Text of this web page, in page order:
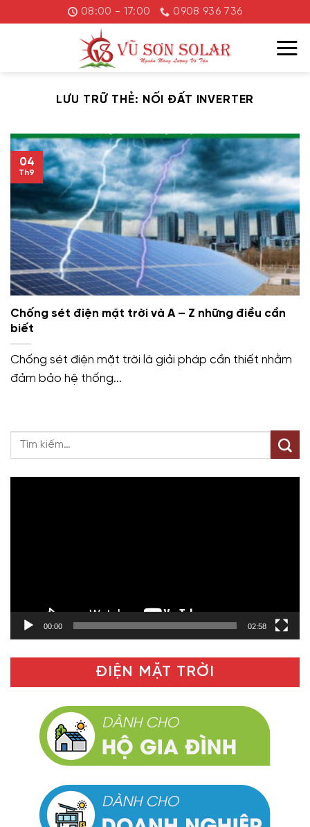
đến
08:00 - 17:00 0908 936 736
LƯU TRỮ THẺ: NỐI ĐẤT INVERTER
Chống sét điện mặt trời và A – Z những điều cần
biết
Chống sét điện mặt trời là giải pháp cần thiết nhằm
đảm bảo hệ thống...
04
Th9
00:00 02:58
ĐIỆN MẶT TRỜI